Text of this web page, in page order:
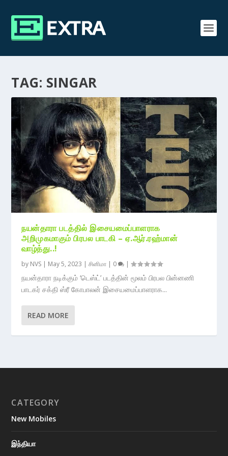
TAG: SINGAR
நயன்தாரா படத்தில் இசையமைப்பாளராக
அறிமுகமாகும் பிரபல பாடகி – ஏ.ஆர்.ரஹ்மான்
வாழ்த்து..!
by NVS | May 5, 2023 |சினிமா | 0 |
நயன்தாரா நடிக்கும் ‘டெஸ்ட்’ படத்தின் மூலம் பிரபல பின்னணி
பாடகர் சக்தி ஸ்ரீ கோபாலன் இசையமைப்பாளராக...
READ MORE
CATEGORY
New Mobiles
இந்தியா